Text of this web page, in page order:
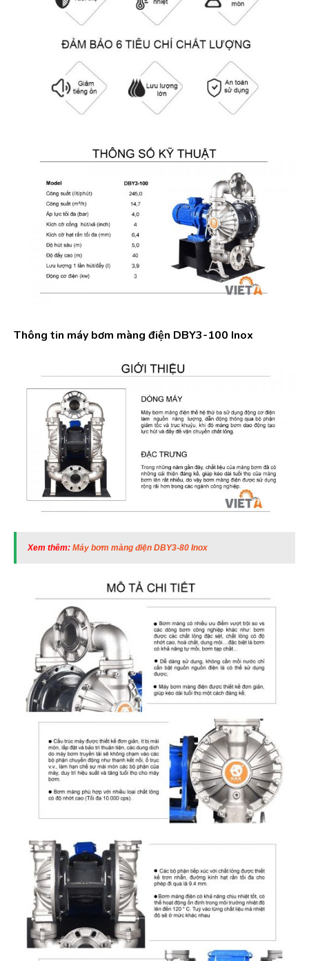
Thông tin máy bơm màng điện DBY3-100 Inox
Xem thêm: Máy bơm màng điện DBY3-80 Inox